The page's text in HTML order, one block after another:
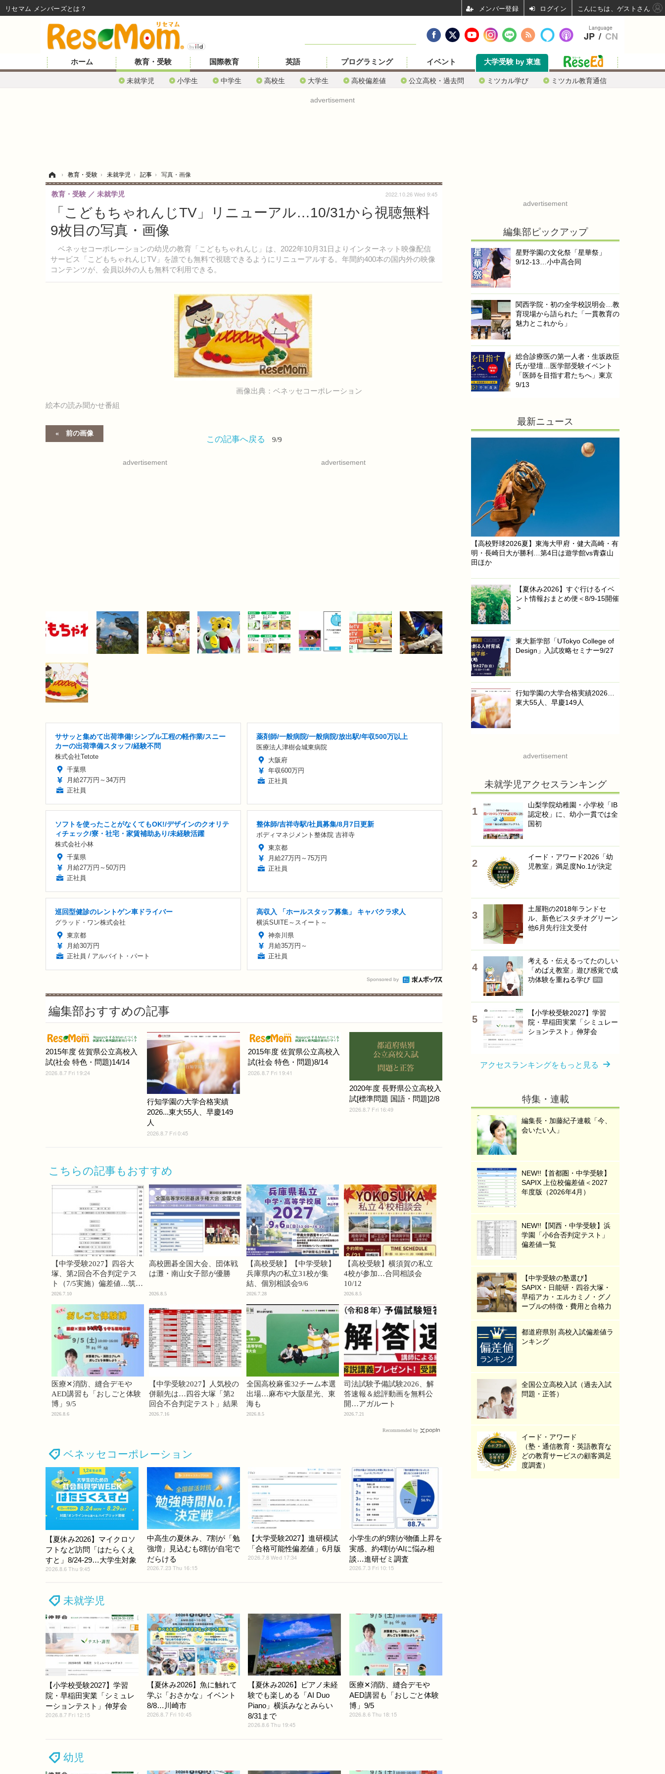
ホーム 教育・受験
未就学児 小学生 中学生 高校生 大学生 高校偏差値 公立高校・過去問 ミツカル学び ミツカル教育通信
国際教育 英語 プログラミング イベント 大学受験 by 東進
advertisement
› 教育・受験 › 未就学児 › 記事 › 写真・画像
「こどもちゃれんじTV」リニューアル…10/31から視聴無料
9枚目の写真・画像
ベネッセコーポレーションの幼児の教育「こどもちゃれんじ」は、2022年10月31日よりインターネット映像配信
サービス「こどもちゃれんじTV」を誰でも無料で視聴できるようにリニューアルする。年間約400本の国内外の映像
コンテンツが、会員以外の人も無料で利用できる。
教育・受験 未就学児 2022.10.26 Wed 9:45
画像出典：ベネッセコーポレーション
絵本の読み聞かせ番組
前の画像
この記事へ戻る 9/9
advertisement advertisement
ササッと集めて出荷準備!シンプル工程の軽作業/スニー
カーの出荷準備スタッフ/経験不問
株式会社Tetote
千葉県
月給27万円～34万円
正社員
薬剤師/一般病院/一般病院/放出駅/年収500万以上
医療法人津樹会城東病院
大阪府
年収600万円
正社員
ソフトを使ったことがなくてもOK!/デザインのクオリテ
ィチェック/寮・社宅・家賃補助あり/未経験活躍
株式会社小林
千葉県
月給27万円～50万円
正社員
整体師/吉祥寺駅/社員募集/8月7日更新
ボディマネジメント整体院 吉祥寺
東京都
月給27万円～75万円
正社員
巡回型健診のレントゲン車ドライバー
グラッド・ワン株式会社
東京都
月給30万円
正社員 / アルバイト・パート
高収入 「ホールスタッフ募集」 キャバクラ求人
横浜SUITE～スイート～
神奈川県
月給35万円～
正社員
Sponsored by
編集部おすすめの記事
2015年度 佐賀県公立高校入
試(社会 特色・問題)14/14
2026.8.7 Fri 19:24
行知学園の大学合格実績
2026...東大55人、早慶149
人
2026.8.7 Fri 0:45
2015年度 佐賀県公立高校入
試(社会 特色・問題)8/14
2026.8.7 Fri 19:41
2020年度 長野県公立高校入
試[標準問題 国語・問題]2/8
2026.8.7 Fri 16:49
こちらの記事もおすすめ
【中学受験2027】四谷大
塚、第2回合不合判定テス
ト（7/5実施）偏差値…筑駒
74・桜蔭70＜PR＞
2026.7.10
高校囲碁全国大会、団体戦
は灘・南山女子部が優勝
2026.8.5
【高校受験】【中学受験】
兵庫県内の私立31校が集
結、個別相談会9/6
2026.7.28
【高校受験】横須賀の私立
4校が参加…合同相談会
10/12
2026.8.5
医療✕消防、縫合デモや
AED講習も「おしごと体験
博」9/5
2026.8.6
【中学受験2027】人気校の
併願先は…四谷大塚「第2
回合不合判定テスト」結果
2026.7.16
全国高校麻雀32チーム本選
出場…麻布や大阪星光、東
海も
2026.8.5
司法試験予備試験2026、解
答速報＆総評動画を無料公
開…アガルート
2026.7.21
Recommended by
ベネッセコーポレーション
【夏休み2026】マイクロソ
フトなど訪問「はたらくえ
すと」8/24-29…大学生対象
2026.8.6 Thu 9:45
中高生の夏休み、7割が「勉
強増」見込むも8割が自宅で
だらける
2026.7.23 Thu 16:15
【大学受験2027】進研模試
「合格可能性偏差値」6月版
2026.7.8 Wed 17:34
小学生の約9割が物価上昇を
実感、約4割がAIに悩み相
談…進研ゼミ調査
2026.7.3 Fri 10:15
未就学児
【小学校受験2027】学習
院・早稲田実業「シミュレ
ーションテスト」伸芽会
2026.8.7 Fri 12:15
【夏休み2026】魚に触れて
学ぶ「おさかな」イベント
8/8…川崎市
2026.8.7 Fri 10:45
【夏休み2026】ピアノ未経
験でも楽しめる「AI Duo
Piano」横浜みなとみらい
8/31まで
2026.8.6 Thu 19:45
医療✕消防、縫合デモや
AED講習も「おしごと体験
博」9/5
2026.8.6 Thu 18:15
幼児
advertisement
編集部ピックアップ
星野学園の文化祭「星華祭」
9/12-13…小中高合同
関西学院・初の全学校説明会…教
育現場から語られた「一貫教育の
魅力とこれから」
総合診療医の第一人者・生坂政臣
氏が登壇…医学部受験イベント
「医師を目指す君たちへ」東京
9/13
最新ニュース
【高校野球2026夏】東海大甲府・健大高崎・有
明・長崎日大が勝利…第4日は遊学館vs青森山
田ほか
【夏休み2026】すぐ行けるイベ
ント情報おまとめ便＜8/9-15開催
＞
東大新学部「UTokyo College of
Design」入試攻略セミナー9/27
行知学園の大学合格実績2026…
東大55人、早慶149人
advertisement
未就学児アクセスランキング
山梨学院幼稚園・小学校「IB
認定校」に、幼小一貫では全
国初
イード・アワード2026「幼
児教室」満足度No.1が決定
土屋鞄の2018年ランドセ
ル、新色ピスタチオグリーン
他6月先行注文受付
考える・伝えるってたのしい
「めばえ教室」遊び感覚で成
功体験を重ねる学び
PR
【小学校受験2027】学習
院・早稲田実業「シミュレー
ションテスト」伸芽会
アクセスランキングをもっと見る
特集・連載
編集長・加藤紀子連載「今、
会いたい人」
NEW!!【首都圏・中学受験】
SAPIX 上位校偏差値＜2027
年度版（2026年4月）
NEW!!【関西・中学受験】浜
学園「小6合否判定テスト」
偏差値一覧
【中学受験の塾選び】
SAPIX・日能研・四谷大塚・
早稲アカ・エルカミノ・グノ
ーブルの特徴・費用と合格力
都道府県別 高校入試偏差値ラ
ンキング
全国公立高校入試（過去入試
問題・正答）
イード・アワード
（塾・通信教育・英語教育な
どの教育サービスの顧客満足
度調査）
Language
JP / CN
リセマム メンバーズ ログイン こんにちは、ゲストさん